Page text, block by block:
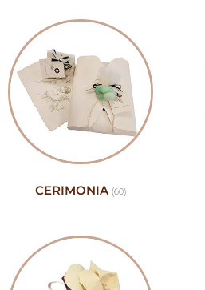
CERIMONIA (60)